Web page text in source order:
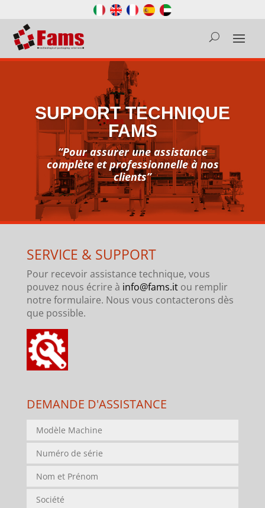
SUPPORT TECHNIQUE
FAMS
“Pour assurer une assistance
complète et professionnelle à nos
clients”
SERVICE & SUPPORT
Pour recevoir assistance technique, vous
pouvez nous écrire à info@fams.it ou remplir
notre formulaire. Nous vous contacterons dès
que possible.
DEMANDE D'ASSISTANCE